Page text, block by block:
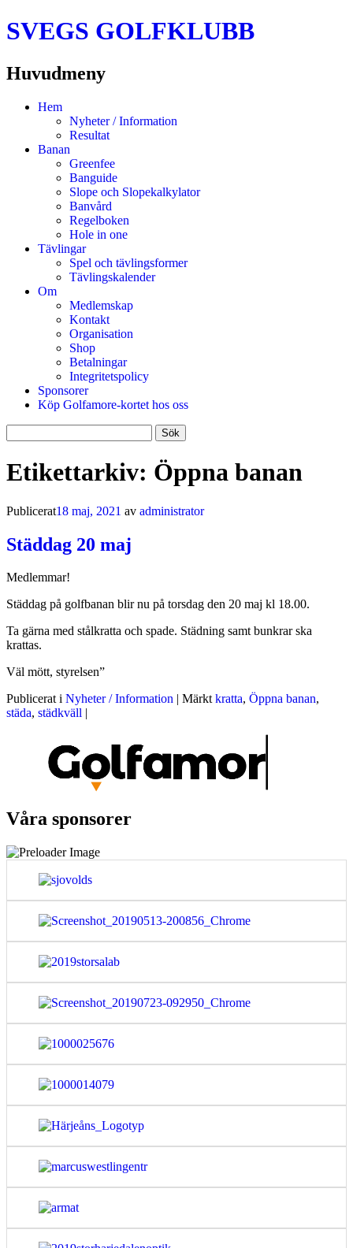
SVEGS GOLFKLUBB
Huvudmeny
HoppaHem
Nyheter / Information
Resultat
Banan
Greenfee
Banguide
Slope och Slopekalkylator
Banvård
Regelboken
Hole in one
Tävlingar
Spel och tävlingsformer
Tävlingskalender
Om
Medlemskap
Kontakt
Organisation
Shop
Betalningar
Integritetspolicy
Sponsorer
Köp Golfamore-kortet hos oss
efter:
Etikettarkiv: Öppna banan
Publicerat18 maj, 2021 av administrator
Städdag 20 maj
Medlemmar!
Städdag på golfbanan blir nu på torsdag den 20 maj kl 18.00.
Ta gärna med stålkratta och spade. Städning samt bunkrar ska
krattas.
Väl mött, styrelsen”
Publicerat i Nyheter / Information Märktkratta, Öppna banan,
städa, städkväll
Våra sponsorer